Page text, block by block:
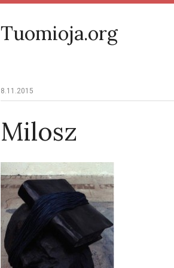
Tuomioja.org
8.11.2015
Milosz